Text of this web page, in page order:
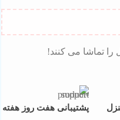
را تماشا می کنند!
پشتیبانی هفت روز هفته